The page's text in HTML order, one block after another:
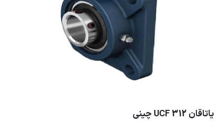
یاتاقان UCF 312 چینی